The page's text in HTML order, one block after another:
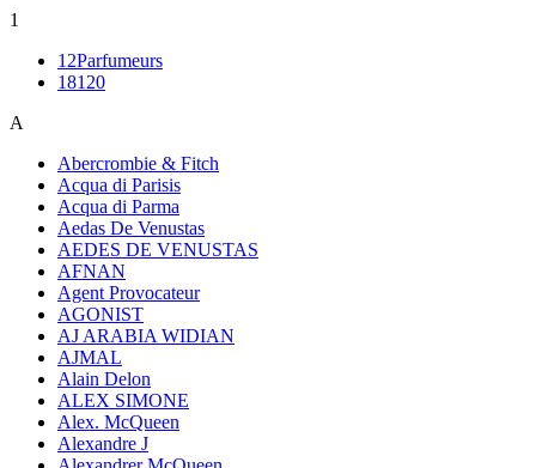
1
12Parfumeurs
18120
A
Abercrombie & Fitch
Acqua di Parisis
Acqua di Parma
Aedas De Venustas
AEDES DE VENUSTAS
AFNAN
Agent Provocateur
AGONIST
AJ ARABIA WIDIAN
AJMAL
Alain Delon
ALEX SIMONE
Alex. McQueen
Alexandre J